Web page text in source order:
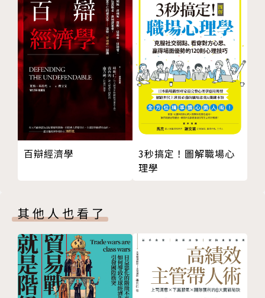
1979至1997年服務於惠普，其中1992至1997年擔任
中國惠普總裁，六年內使中國惠普的業務量成長十倍。
1997至2007年擔任美國德州儀器亞洲區總裁。2007
至2012年加入富士康擔任集團副總裁，2011年兼任集
團子公司香港上市的富智康執行長。
2012年6月決定退休，2013年9月投入中國創客運動，
協助指導創客創業，並成立「Terry&Friends」創客微
信平台與臉書（Facebook）社群，除了線上交流，也
在各大城市舉辦創客創業分享會，吸引眾多創業者前來
著有《創客創業導師程天縱的經營學》與《創客創業導
師程天縱的管理力》二書。因其深厚專業與經歷，曾接
受《經理人月刊》《數位時代》《商業周刊》《今周
刊》《關鍵評論網》等媒體採訪，文章則刊登於《吐納
商業評論》（Tuna Business Review）。
Part2 經營管理的專業力
Chapter1 執行與溝通
15 在理論掛帥的時代，用實務解決問題
16 從〈獎懲與績效〉一文談管理指標問題，以及如何
處理反對意見
17 「赤字接單，黑字出貨」報價策略：景氣驚濤駭浪
18 會議桌上的兩個字，道盡官商溝通的竅門
Chapter2 策略規劃與制訂
19 策略規劃之一：明確定義市場區隔，是成功的第一
（一）
21 策略規劃之三：目標市場和產品定位案例研究
（二）
22 策略規劃之四：創業團隊的「核心能力」和「核心
競爭力」
23 策略規劃之五：能力與變現──企業生存與升級的
百辯經濟學
3秒搞定！圖解職場心
理學
其他人也看了